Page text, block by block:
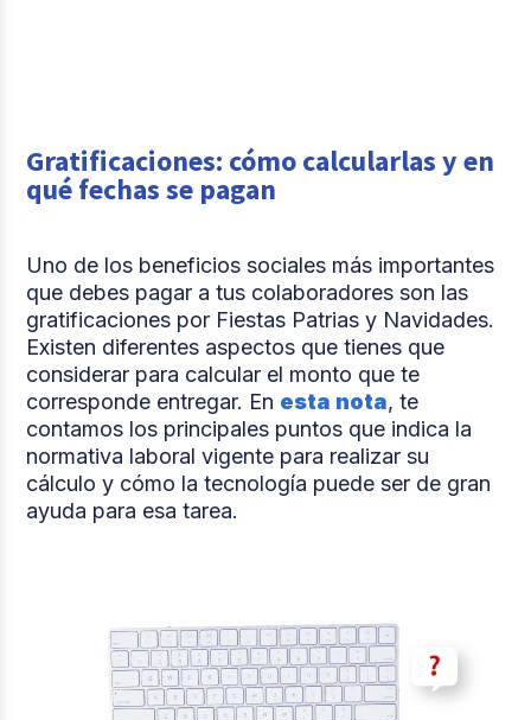
Gratificaciones: cómo calcularlas y en
qué fechas se pagan
Uno de los beneficios sociales más importantes
que debes pagar a tus colaboradores son las
gratificaciones por Fiestas Patrias y Navidades.
Existen diferentes aspectos que tienes que
considerar para calcular el monto que te
corresponde entregar. En esta nota, te
contamos los principales puntos que indica la
normativa laboral vigente para realizar su
cálculo y cómo la tecnología puede ser de gran
ayuda para esa tarea.